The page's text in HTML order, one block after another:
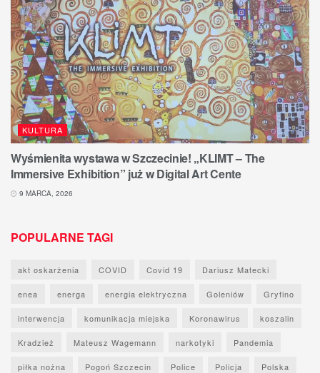
KULTURA
Wyśmienita wystawa w Szczecinie! „KLIMT – The
Immersive Exhibition” już w Digital Art Cente
9 MARCA, 2026
POPULARNE TAGI
akt oskarżenia COVID Covid 19 Dariusz Matecki
enea energa energia elektryczna Goleniów Gryfino
interwencja komunikacja miejska Koronawirus koszalin
Kradzież Mateusz Wagemann narkotyki Pandemia
piłka nożna Pogoń Szczecin Police Policja Polska